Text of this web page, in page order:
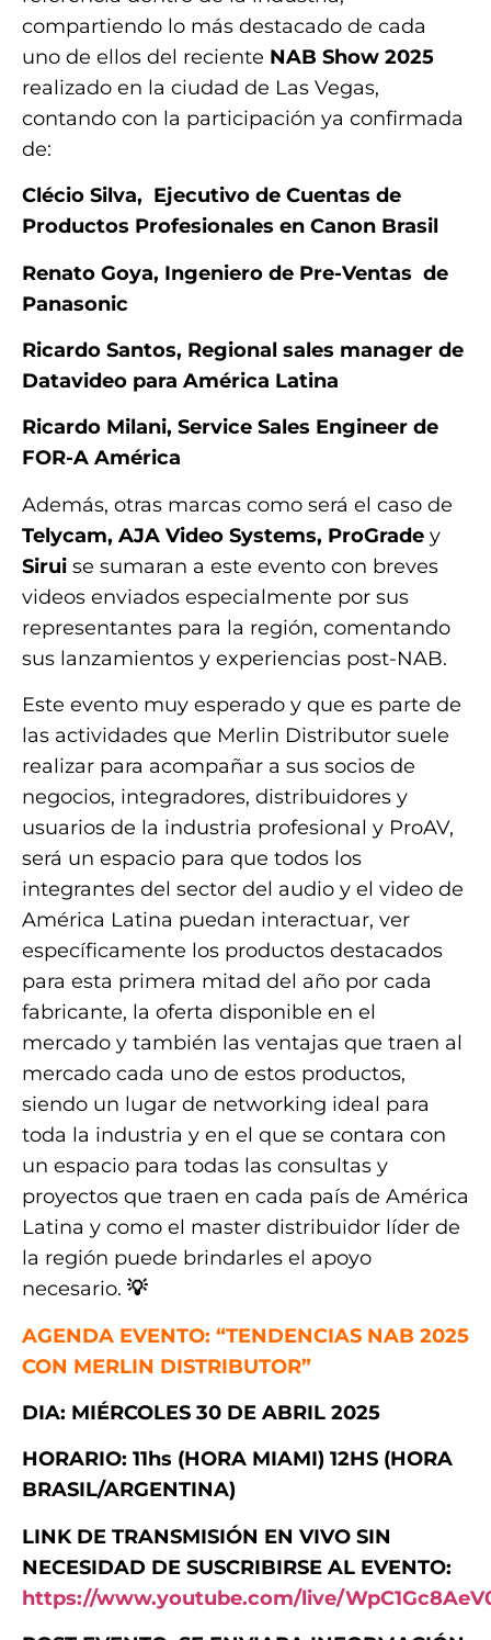
compartiendo lo más destacado de cada
uno de ellos del reciente NAB Show 2025
realizado en la ciudad de Las Vegas,
contando con la participación ya confirmada
de:
Clécio Silva, Ejecutivo de Cuentas de
Productos Profesionales en Canon Brasil
Renato Goya, Ingeniero de Pre-Ventas de
Panasonic
Ricardo Santos, Regional sales manager de
Datavideo para América Latina
Ricardo Milani, Service Sales Engineer de
FOR-A América
Además, otras marcas como será el caso de
Telycam, AJA Video Systems, ProGrade y
Sirui se sumaran a este evento con breves
videos enviados especialmente por sus
representantes para la región, comentando
sus lanzamientos y experiencias post-NAB.
Este evento muy esperado y que es parte de
las actividades que Merlin Distributor suele
realizar para acompañar a sus socios de
negocios, integradores, distribuidores y
usuarios de la industria profesional y ProAV,
será un espacio para que todos los
integrantes del sector del audio y el video de
América Latina puedan interactuar, ver
específicamente los productos destacados
para esta primera mitad del año por cada
fabricante, la oferta disponible en el
mercado y también las ventajas que traen al
mercado cada uno de estos productos,
siendo un lugar de networking ideal para
toda la industria y en el que se contara con
un espacio para todas las consultas y
proyectos que traen en cada país de América
Latina y como el master distribuidor líder de
la región puede brindarles el apoyo
necesario. 💡
AGENDA EVENTO: “TENDENCIAS NAB 2025
CON MERLIN DISTRIBUTOR”
DIA: MIÉRCOLES 30 DE ABRIL 2025
HORARIO: 11hs (HORA MIAMI) 12HS (HORA
BRASIL/ARGENTINA)
LINK DE TRANSMISIÓN EN VIVO SIN
NECESIDAD DE SUSCRIBIRSE AL EVENTO:
https://www.youtube.com/live/